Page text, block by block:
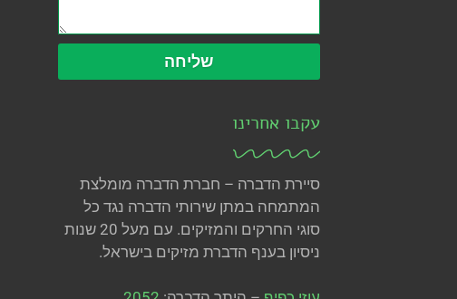
שליחה
עקבו אחרינו
סיירת הדברה – חברת הדברה מומלצת
המתמחה במתן שירותי הדברה נגד כל
סוגי החרקים והמזיקים. עם מעל 20 שנות
ניסיון בענף הדברת מזיקים בישראל.